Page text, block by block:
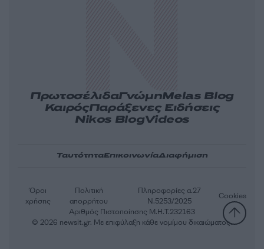
ΠρωτοσέλιδαΓνώμηMelas Blog
ΚαιρόςΠαράξενες Ειδήσεις
Nikos BlogVideos
ΤαυτότηταΕπικοινωνίαΔιαφήμιση
Αριθμός Πιστοποίησης Μ.Η.Τ.232163
Όροι
χρήσης
Πολιτική
απορρήτου
Πληροφορίες α.27
Ν.5253/2025
Cookies
© 2026 newsit.gr. Με επιφύλαξη κάθε νομίμου δικαιώματος.